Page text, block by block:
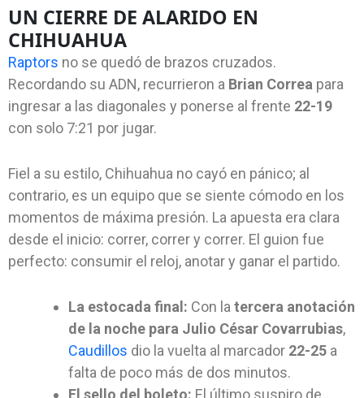
UN CIERRE DE ALARIDO EN
CHIHUAHUA
Raptors no se quedó de brazos cruzados.
Recordando su ADN, recurrieron a Brian Correa para
ingresar a las diagonales y ponerse al frente 22-19
con solo 7:21 por jugar.
Fiel a su estilo, Chihuahua no cayó en pánico; al
contrario, es un equipo que se siente cómodo en los
momentos de máxima presión. La apuesta era clara
desde el inicio: correr, correr y correr. El guion fue
perfecto: consumir el reloj, anotar y ganar el partido.
La estocada final: Con la tercera anotación
de la noche para Julio César Covarrubias,
Caudillos dio la vuelta al marcador 22-25 a
falta de poco más de dos minutos.
El sello del boleto: El último suspiro de